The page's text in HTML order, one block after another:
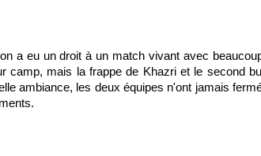
a eu un droit à un match vivant avec
camp, mais la frappe de Khazri et le second
ambiance, les deux équipes n'ont jamais